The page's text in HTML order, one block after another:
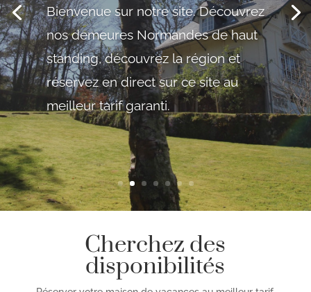
Bienvenue sur notre site. Découvrez
nos demeures Normandes de haut
standing, découvrez la région et
réservez en direct sur ce site au
meilleur tarif garanti.
Cherchez des
disponibilités